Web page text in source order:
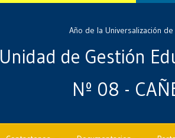
Año de la Universalización de
Unidad de Gestión
Nº 08 -